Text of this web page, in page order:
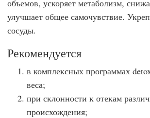
объемов, ускоряет метаболизм,
улучшает общее самочувствие.
сосуды.
Рекомендуется
в комплексных программах
веса;
при склонности к отекам
происхождения;